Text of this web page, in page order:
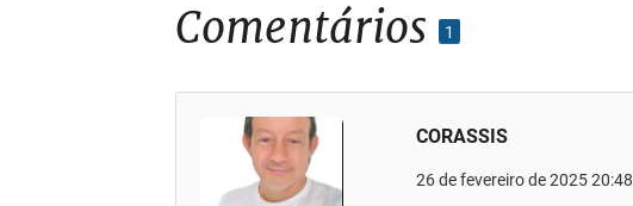
Comentários 1
CORASSIS
26 de fevereiro de 2025 20:48